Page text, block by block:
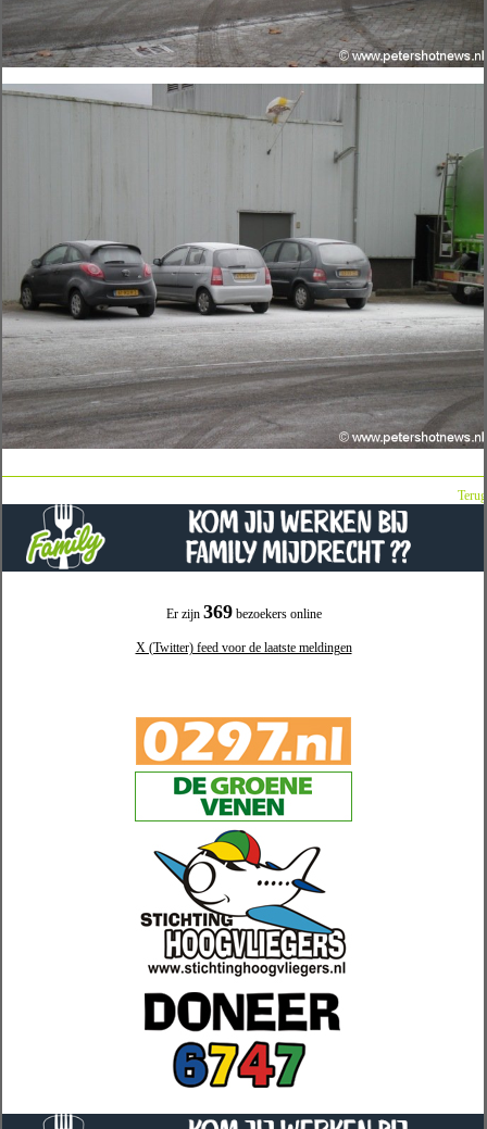
Er zijn 369bezoekers online
X (Twitter) feed voor de laatste meldingen
Terug